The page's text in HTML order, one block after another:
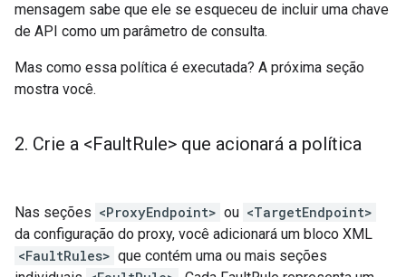
mensagem sabe que ele se esqueceu de incluir uma chave
de API como um parâmetro de consulta.
Mas como essa política é executada? A próxima seção
mostra você.
2. Crie a <FaultRule> que acionará a política
Nas seções <ProxyEndpoint> ou <TargetEndpoint>
da configuração do proxy, você adicionará um bloco XML
<FaultRules> que contém uma ou mais seções